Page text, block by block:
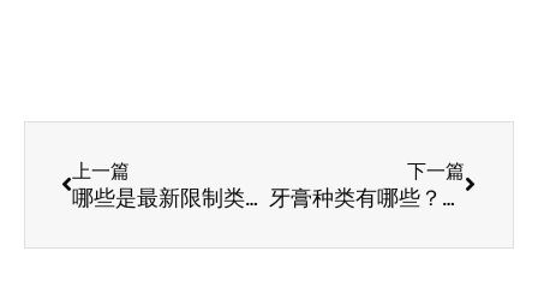
Prev
上一篇
哪些是最新限制类化工项目？
下一篇
牙膏种类有哪些？靠牙膏美白靠谱吗？
Next